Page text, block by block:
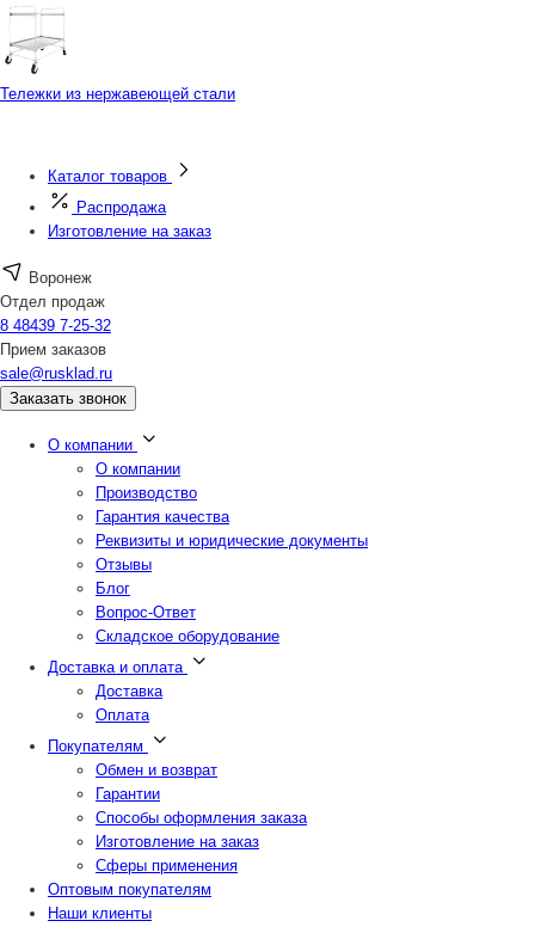
Тележки из нержавеющей стали
Каталог товаров
Распродажа
Изготовление на заказ
Воронеж
Отдел продаж
8 48439 7-25-32
Прием заказов
sale@rusklad.ru
Заказать звонок
О компании
О компании
Производство
Гарантия качества
Реквизиты и юридические документы
Отзывы
Блог
Вопрос-Ответ
Складское оборудование
Доставка и оплата
Доставка
Оплата
Покупателям
Обмен и возврат
Гарантии
Способы оформления заказа
Изготовление на заказ
Сферы применения
Оптовым покупателям
Наши клиенты